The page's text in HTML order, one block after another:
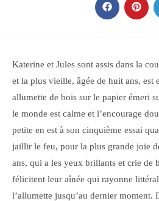
Ouvrir
dans
Ouvrir
dans
Katerine et Jules sont assis dans la
et la plus vieille, âgée de huit ans, est
allumette de bois sur le papier émeri
le monde est calme et l’encourage
petite en est à son cinquième essai
jaillir le feu, pour la plus grande joie
ans, qui a les yeux brillants et crie de
félicitent leur aînée qui rayonne
l’allumette jusqu’au dernier moment.